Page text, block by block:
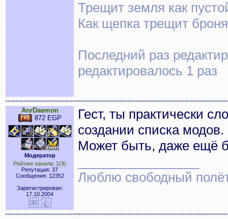
Трещит земля как
Как щепка трещит броня
Последний раз
редактировалось 1 раз
AnrDaemon
872 EGP
Модератор
Рейтинг канала: 1(9)
Репутация: 37
Сообщения: 12352
Зарегистрирован:
17.10.2004
Гест, ты практически
создании списка модов.
Может быть, даже ещё
Люблю свободный